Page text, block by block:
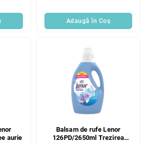
Adaugă în Coş
aurie
Balsam de rufe Lenor
126PD/2650ml Trezirea